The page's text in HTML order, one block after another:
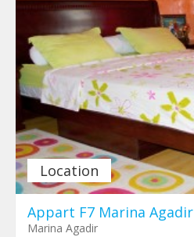
Location
Appart F7 Marina Agadir
Marina Agadir